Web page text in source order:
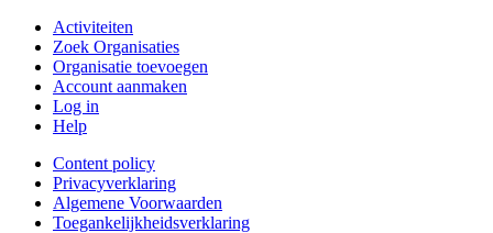
Activiteiten
Zoek Organisaties
Organisatie toevoegen
Account aanmaken
Log in
Help
Content policy
Privacyverklaring
Algemene Voorwaarden
Toegankelijkheidsverklaring